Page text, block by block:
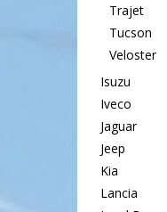
Trajet
Tucson
Veloster
Isuzu
Iveco
Jaguar
Jeep
Kia
Lancia